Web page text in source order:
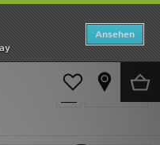
Ansehen
Jacken
Verfeinern